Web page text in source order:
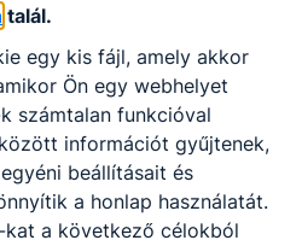
talál.
egy kis fájl, amely akkor
Ön egy webhelyet
számtalan funkcióval
információt gyűjtenek,
beállításait és
a honlap használatát.
kat a következő célokból